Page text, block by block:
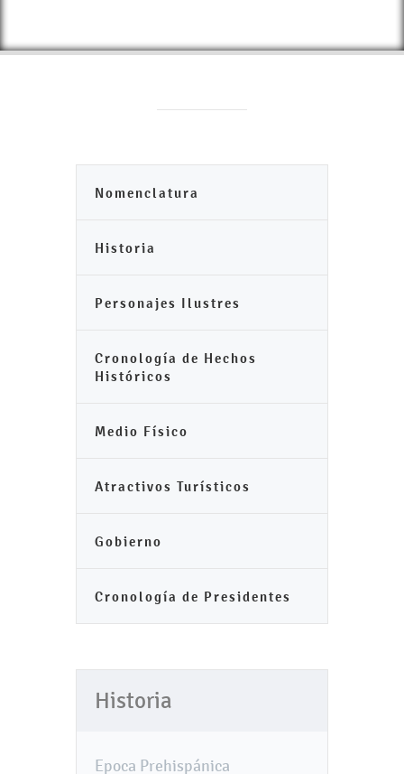
Nomenclatura
Historia
Personajes Ilustres
Cronología de Hechos
Históricos
Medio Físico
Atractivos Turísticos
Gobierno
Cronología de Presidentes
Historia
Epoca Prehispánica